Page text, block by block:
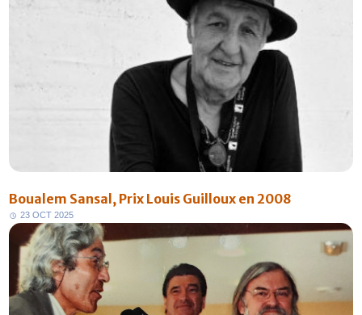
Boualem Sansal, Prix Louis Guilloux en 2008
23 OCT 2025